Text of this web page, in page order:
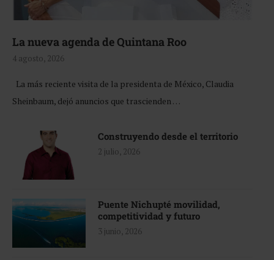
La nueva agenda de Quintana Roo
4 agosto, 2026
La más reciente visita de la presidenta de México, Claudia
Sheinbaum, dejó anuncios que trascienden …
Construyendo desde el territorio
2 julio, 2026
Puente Nichupté movilidad,
competitividad y futuro
3 junio, 2026